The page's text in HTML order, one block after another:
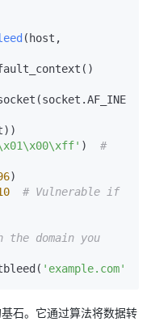
( host,
) #
)
# Vulnerable if
the domain you
'example.com'
石。它通过算法将数据转